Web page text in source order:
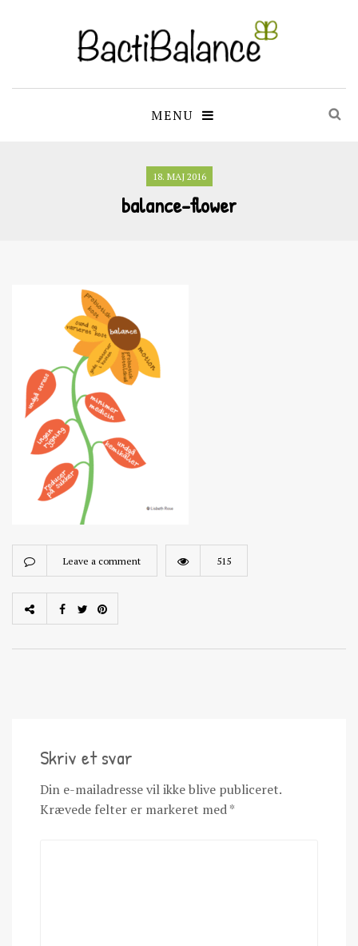
MENU
18. MAJ 2016
balance-flower
Leave a comment 515
Skriv et svar
Din e-mailadresse vil ikke blive publiceret.
Krævede felter er markeret med*